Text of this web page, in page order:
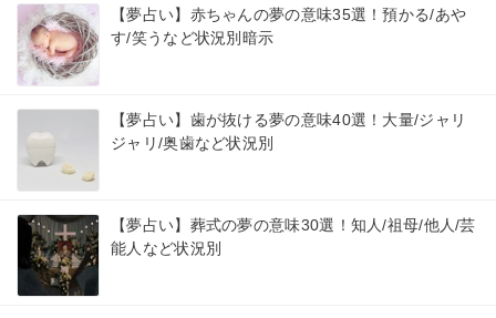
【夢占い】赤ちゃんの夢の意味35選！預かる/あや
す/笑うなど状況別暗示
【夢占い】歯が抜ける夢の意味40選！大量/ジャリ
ジャリ/奥歯など状況別
【夢占い】葬式の夢の意味30選！知人/祖母/他人/芸
能人など状況別